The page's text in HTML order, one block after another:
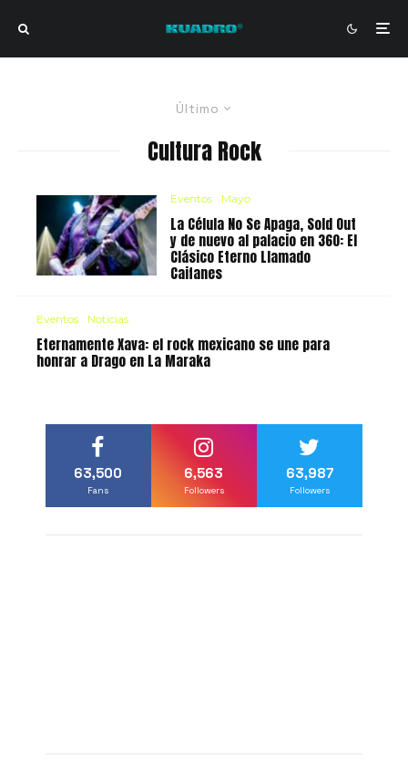
Último
Cultura Rock
Eventos Mayo
La Célula No Se Apaga, Sold Out
y de nuevo al palacio en 360: El
Clásico Eterno Llamado
Caifanes
Eventos Noticias
Eternamente Xava: el rock mexicano se une para
honrar a Drago en La Maraka
63,500
Fans
6,563
Followers
63,987
Followers